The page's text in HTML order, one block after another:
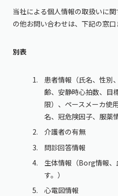
当社による個人情報の取扱いに
の他お問い合わせは、下記の窓口
別表
患者情報（氏名、性別
齢、安静時心拍数、目
限）、ペースメーカ使
名、冠危険因子、服薬
介護者の有無
問診回答情報
生体情報（Borg情報、
す。）
心電図情報